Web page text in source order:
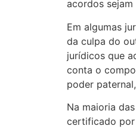
acordos
Em algumas
da culpa do
jurídicos que
conta o
poder
Na maioria
certificado por